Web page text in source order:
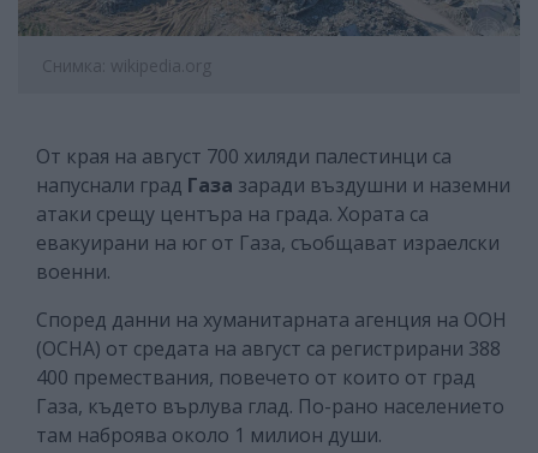
Снимка: wikipedia.org
От края на август 700 хиляди палестинци са
напуснали град Газа заради въздушни и наземни
атаки срещу центъра на града. Хората са
евакуирани на юг от Газа, съобщават израелски
военни.
Според данни на хуманитарната агенция на ООН
(OCHA) от средата на август са регистрирани 388
400 премествания, повечето от които от град
Газа, където върлува глад. По-рано населението
там наброява около 1 милион души.